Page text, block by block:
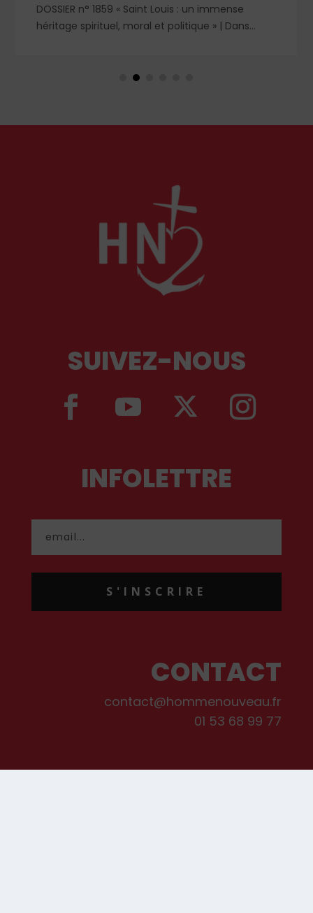
DOSSIER n° 1859 « Saint Louis : un immense
héritage spirituel, moral et politique » | Dans
Castille, mère dévouée et reine de fer, et
lit l'équilibre singulier d'une royauté en acte,
SUIVEZ-NOUS
INFOLETTRE
S'INSCRIRE
CONTACT
contact@hommenouveau.fr
01 53 68 99 77